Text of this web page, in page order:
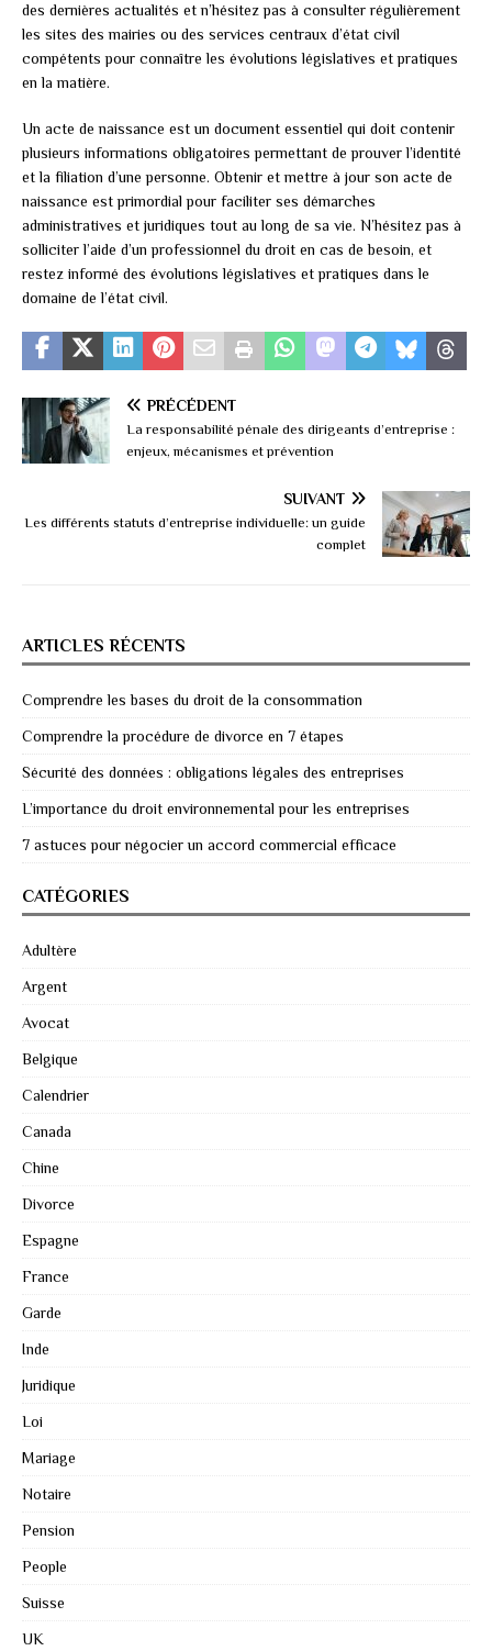
des dernières actualités et n’hésitez pas à consulter régulièrement
les sites des mairies ou des services centraux d’état civil
compétents pour connaître les évolutions législatives et pratiques
en la matière.
Un acte de naissance est un document essentiel qui doit contenir
plusieurs informations obligatoires permettant de prouver l’identité
et la filiation d’une personne. Obtenir et mettre à jour son acte de
naissance est primordial pour faciliter ses démarches
administratives et juridiques tout au long de sa vie. N’hésitez pas à
solliciter l’aide d’un professionnel du droit en cas de besoin, et
restez informé des évolutions législatives et pratiques dans le
domaine de l’état civil.
PRÉCÉDENT
La responsabilité pénale des dirigeants d’entreprise :
enjeux, mécanismes et prévention
SUIVANT
Les différents statuts d’entreprise individuelle: un guide
complet
ARTICLES RÉCENTS
Comprendre les bases du droit de la consommation
Comprendre la procédure de divorce en 7 étapes
Sécurité des données : obligations légales des entreprises
L’importance du droit environnemental pour les entreprises
7 astuces pour négocier un accord commercial efficace
CATÉGORIES
Adultère
Argent
Avocat
Belgique
Calendrier
Canada
Chine
Divorce
Espagne
France
Garde
Inde
Juridique
Loi
Mariage
Notaire
Pension
People
Suisse
UK